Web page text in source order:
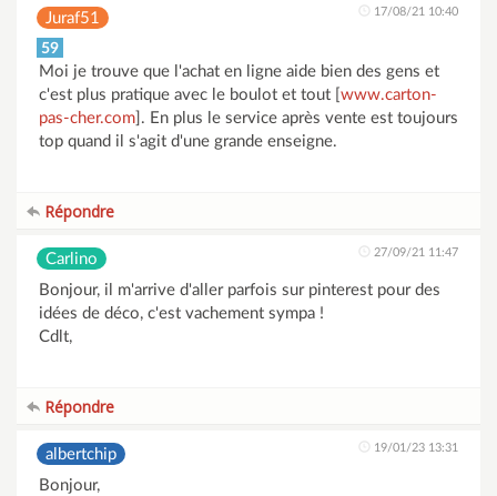
Juraf51 17/08/21 10:40
59
Moi je trouve que l'achat en ligne aide bien des gens et
c'est plus pratique avec le boulot et tout [ www.carton-
pas-cher.com ]. En plus le service après vente est toujours
top quand il s'agit d'une grande enseigne.
Répondre
Carlino 27/09/21 11:47
Bonjour, il m'arrive d'aller parfois sur pinterest pour des
idées de déco, c'est vachement sympa !
Cdlt,
Répondre
albertchip 19/01/23 13:31
Bonjour,